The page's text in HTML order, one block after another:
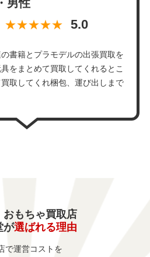
男性
★★★★★
書籍とプラモデルの出張買取を
をまとめて買取してくれるとこ
取してくれ梱包、運び出しまで
おもちゃ買取店
が選ばれる理由
で運営コストを